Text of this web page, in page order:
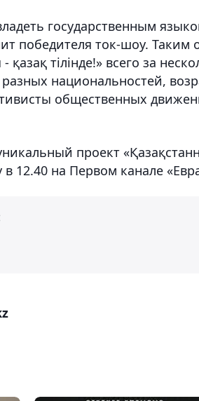
государственным
победителя ток-шоу. Таким
тілінде!» всего за
национальностей,
общественных
проект
12.40 на Первом канале